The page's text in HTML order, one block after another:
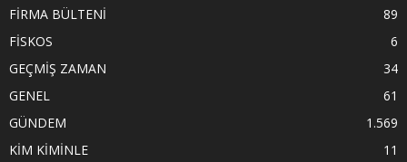
FİRMA BÜLTENİ
89
FİSKOS
6
GEÇMİŞ ZAMAN
34
GENEL
61
GÜNDEM
1.569
KİM KİMİNLE
11